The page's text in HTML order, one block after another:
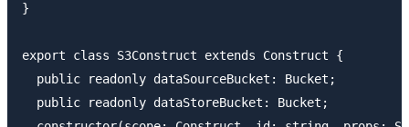
}
export class S3Construct extends Construct {
  public readonly dataSourceBucket: Bucket;
  public readonly dataStoreBucket: Bucket;